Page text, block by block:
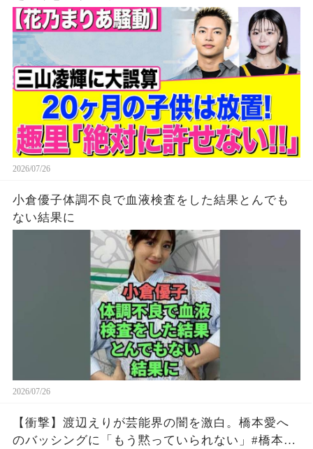
2026/07/26
小倉優子体調不良で血液検査をした結果とんでも
ない結果に
2026/07/26
【衝撃】渡辺えりが芸能界の闇を激白。橋本愛へ
のバッシングに「もう黙っていられない」#橋本愛